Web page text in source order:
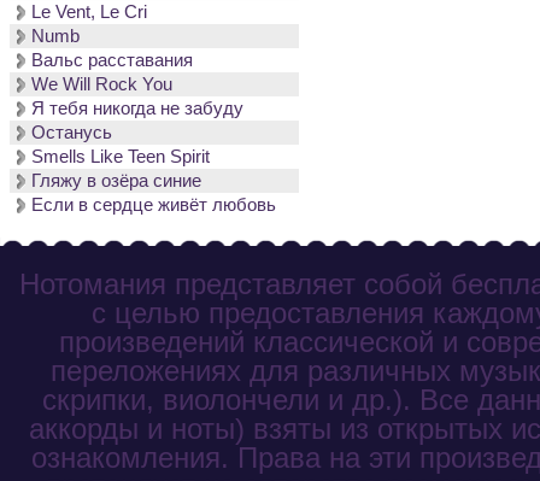
Le Vent, Le Cri
Numb
Вальс расставания
We Will Rock You
Я тебя никогда не забуду
Останусь
Smells Like Teen Spirit
Гляжу в озёра синие
Если в сердце живёт любовь
Нотомания представляет собой
с целью предоставления
произведений классической и
переложениях для различных
скрипки, виолончели и др.). Все
аккорды и ноты) взяты из открытых
ознакомления. Права на эти